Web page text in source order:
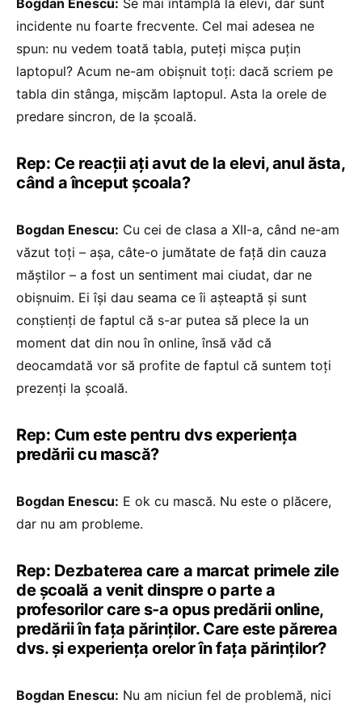
incidente nu foarte frecvente. Cel mai adesea ne
spun: nu vedem toată tabla, puteți mișca puțin
laptopul? Acum ne-am obișnuit toți: dacă scriem pe
tabla din stânga, mișcăm laptopul. Asta la orele de
predare sincron, de la școală.
Rep: Ce reacții ați avut de la elevi, anul ăsta,
când a început școala?
Bogdan Enescu: Cu cei de clasa a XII-a, când ne-am
văzut toți – așa, câte-o jumătate de față din cauza
măștilor – a fost un sentiment mai ciudat, dar ne
obișnuim. Ei își dau seama ce îi așteaptă și sunt
conștienți de faptul că s-ar putea să plece la un
moment dat din nou în online, însă văd că
deocamdată vor să profite de faptul că suntem toți
prezenți la școală.
Rep: Cum este pentru dvs experiența
predării cu mască?
Bogdan Enescu: E ok cu mască. Nu este o plăcere,
dar nu am probleme.
Rep: Dezbaterea care a marcat primele zile
de școală a venit dinspre o parte a
profesorilor care s-a opus predării online,
predării în fața părinților. Care este părerea
dvs. și experiența orelor în fața părinților?
Bogdan Enescu: Nu am niciun fel de problemă, nici